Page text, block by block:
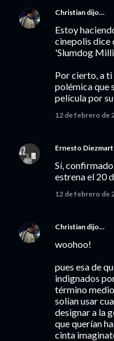
Christian dijo…
Estoy
cinepolis dice
'Slumdog
Por cierto, a
polémica que
película por
12 de febrero de
Ernesto
Sí,
estrena el 20
12 de febrero de
Christian dijo…
woohoo!
pues esa de
indignados
término
solían usar
designar a la
que querían
cinta